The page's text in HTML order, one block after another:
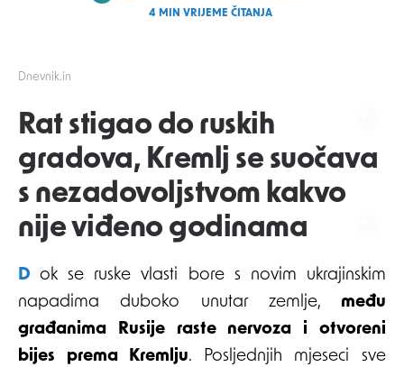
Dnevnik.in
4 MIN VRIJEME ČITANJA
Rat stigao do ruskih
gradova, Kremlj se suočava
s nezadovoljstvom kakvo
nije viđeno godinama
Dok se ruske vlasti bore s novim ukrajinskim
napadima duboko unutar zemlje, među
građanima Rusije raste nervoza i otvoreni
bijes prema Kremlju. Posljednjih mjeseci sve